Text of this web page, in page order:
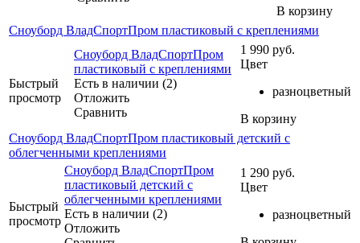
В корзину
Сноуборд ВладСпортПром пластиковый с креплениями
Быстрый
просмотр
Сноуборд ВладСпортПром
пластиковый с креплениями
Есть в наличии (2)
Отложить
Сравнить
1 990 руб.
Цвет
разноцветный
В корзину
Сноуборд ВладСпортПром пластиковый детский с
облегченными креплениями
Быстрый
просмотр
Сноуборд ВладСпортПром
пластиковый детский с
облегченными креплениями
Есть в наличии (2)
Отложить
1 290 руб.
Цвет
разноцветный